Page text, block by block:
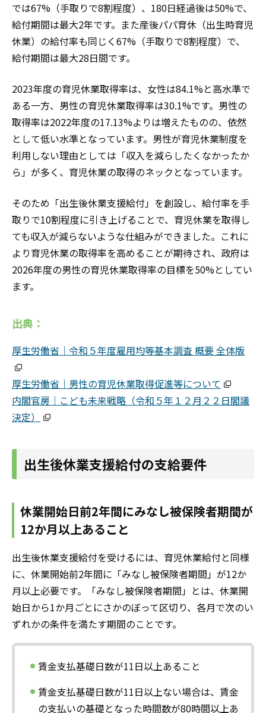
では67%（手取りで8割程度）、180日経過後は50%で、
給付期間は最大2年です。また産後パパ育休（出生時育児
休業）の給付率も同じく67%（手取りで8割程度）で、
給付期間は最大28日間です。
2023年度の育児休業取得率は、女性は84.1%と高水準で
ある一方、男性の育児休業取得率は30.1%です。男性の
取得率は2022年度の17.13%よりは増えたものの、依然
として低い水準となっています。男性が育児休業制度を
利用しない理由としては「収入を減らしたくなかったか
ら」が多く、育児休業の取得のネックとなっています。
そのため「出生後休業支援給付」を創設し、給付率を手
取りで10割程度に引き上げることで、育児休業を取得し
ても収入が減らないような仕組みができました。これに
より育児休業の取得率を高めることが期待され、政府は
2026年度の男性の育児休業取得率の目標を50%としてい
ます。
出典：
厚生労働省｜令和５年度雇用均等基本調査 概要 全体版
厚生労働省｜男性の育児休業取得促進等について
内閣官房｜こども未来戦略（令和５年１２月２２日閣議
決定）
出生後休業支援給付の支給要件
休業開始日前2年間にみなし被保険者期間が
12か月以上あること
出生後休業支援給付を受けるには、育児休業給付と同様
に、休業開始前2年間に「みなし被保険者期間」が12か
月以上必要です。「みなし被保険者期間」とは、休業開
始日から1か月ごとにさかのぼって区切り、各月で次のい
ずれかの条件を満たす期間のことです。
賃金支払基礎日数が11日以上あること
賃金支払基礎日数が11日以上ない場合は、賃金
の支払いの基礎となった時間数が80時間以上あ